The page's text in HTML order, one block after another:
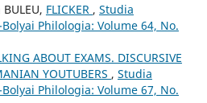
FLICKER , Studia
Philologia: Volume 64, No.
ABOUT EXAMS. DISCURSIVE
YOUTUBERS , Studia
Philologia: Volume 67, No.